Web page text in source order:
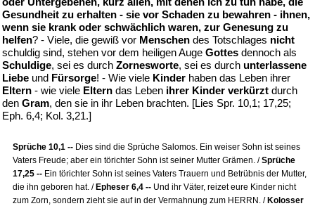
Gesundheit zu erhalten - sie vor Schaden zu bewahren - ihnen,
wenn sie krank oder schwächlich waren, zur Genesung zu
helfen? - Viele, die gewiß vor Menschen des Totschlages nicht
schuldig sind, stehen vor dem heiligen Auge Gottes dennoch als
Schuldige, sei es durch Zornesworte, sei es durch unterlassene
Liebe und Fürsorge! - Wie viele Kinder haben das Leben ihrer
Eltern - wie viele Eltern das Leben ihrer Kinder verkürzt durch
den Gram, den sie in ihr Leben brachten. [Lies Spr. 10,1; 17,25;
Eph. 6,4; Kol. 3,21.]
Sprüche 10,1 -- Dies sind die Sprüche Salomos. Ein weiser Sohn ist seines
Vaters Freude; aber ein törichter Sohn ist seiner Mutter Grämen. /Sprüche
17,25 -- Ein törichter Sohn ist seines Vaters Trauern und Betrübnis der Mutter,
die ihn geboren hat. / Epheser 6,4 -- Und ihr Väter, reizet eure Kinder nicht
zum Zorn, sondern zieht sie auf in der Vermahnung zum HERRN. / Kolosser